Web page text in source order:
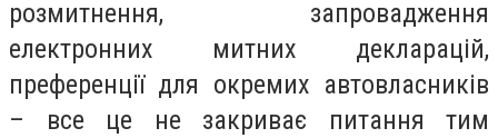
розмитнення, запровадження
електронних митних декларацій,
преференції для окремих автовласників
– все це не закриває питання тим